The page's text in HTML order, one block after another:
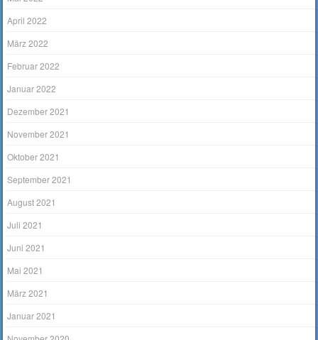
April 2022
März 2022
Februar 2022
Januar 2022
Dezember 2021
November 2021
Oktober 2021
September 2021
August 2021
Juli 2021
Juni 2021
Mai 2021
März 2021
Januar 2021